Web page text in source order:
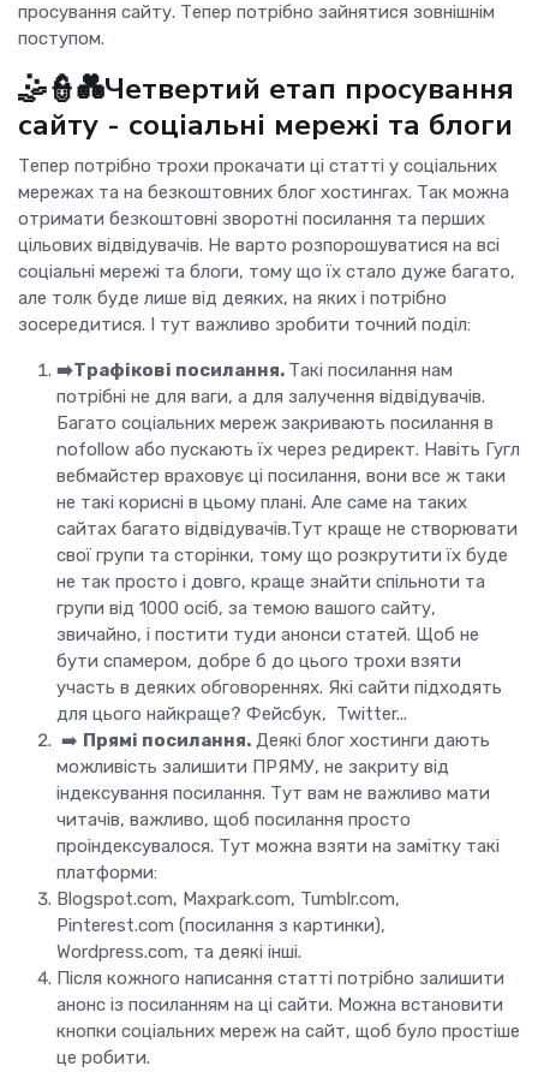
просування сайту. Тепер потрібно зайнятися зовнішнім
поступом.
🤹👮💑Четвертий етап просування
сайту - соціальні мережі та блоги
Тепер потрібно трохи прокачати ці статті у соціальних
мережах та на безкоштовних блог хостингах. Так можна
отримати безкоштовні зворотні посилання та перших
цільових відвідувачів. Не варто розпорошуватися на всі
соціальні мережі та блоги, тому що їх стало дуже багато,
але толк буде лише від деяких, на яких і потрібно
зосередитися. І тут важливо зробити точний поділ:
➡️Трафікові посилання. Такі посилання нам
потрібні не для ваги, а для залучення відвідувачів.
Багато соціальних мереж закривають посилання в
nofollow або пускають їх через редирект. Навіть Гугл
вебмайстер враховує ці посилання, вони все ж таки
не такі корисні в цьому плані. Але саме на таких
сайтах багато відвідувачів.Тут краще не створювати
свої групи та сторінки, тому що розкрутити їх буде
не так просто і довго, краще знайти спільноти та
групи від 1000 осіб, за темою вашого сайту,
звичайно, і постити туди анонси статей. Щоб не
бути спамером, добре б до цього трохи взяти
участь в деяких обговореннях. Які сайти підходять
для цього найкраще? Фейсбук, Twitter...
➡️ Прямі посилання. Деякі блог хостинги дають
можливість залишити ПРЯМУ, не закриту від
індексування посилання. Тут вам не важливо мати
читачів, важливо, щоб посилання просто
проіндексувалося. Тут можна взяти на замітку такі
платформи:
Blogspot.com, Maxpark.com, Tumblr.com,
Pinterest.com (посилання з картинки),
Wordpress.com, та деякі інші.
Після кожного написання статті потрібно залишити
анонс із посиланням на ці сайти. Можна встановити
кнопки соціальних мереж на сайт, щоб було простіше
це робити.